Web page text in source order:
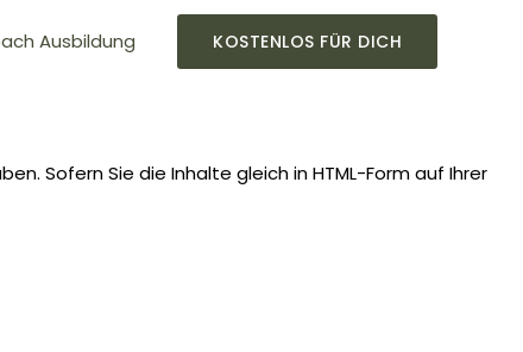
Ausbildung KOSTENLOS FÜR DICH
Sofern Sie die Inhalte gleich in HTML-Form auf Ihrer